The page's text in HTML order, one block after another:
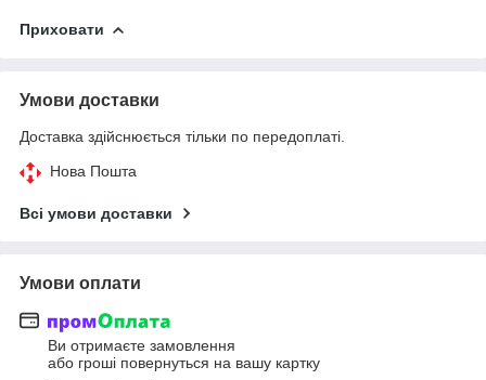
Приховати
Умови доставки
Доставка здійснюється тільки по передоплаті.
Нова Пошта
Всі умови доставки
Умови оплати
Ви отримаєте замовлення
або гроші повернуться на вашу картку